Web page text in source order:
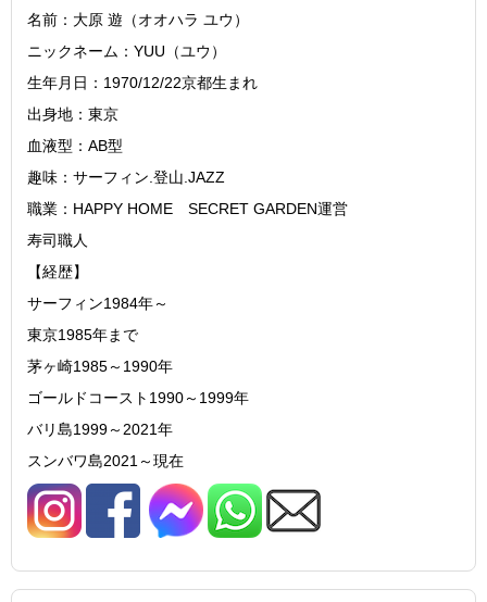
名前：大原 遊（オオハラ ユウ）
ニックネーム：YUU（ユウ）
生年月日：1970/12/22京都生まれ
出身地：東京
血液型：AB型
趣味：サーフィン.登山.JAZZ
職業：HAPPY HOME SECRET GARDEN運営
寿司職人
【経歴】
サーフィン1984年～
東京1985年まで
茅ヶ崎1985～1990年
ゴールドコースト1990～1999年
バリ島1999～2021年
スンバワ島2021～現在